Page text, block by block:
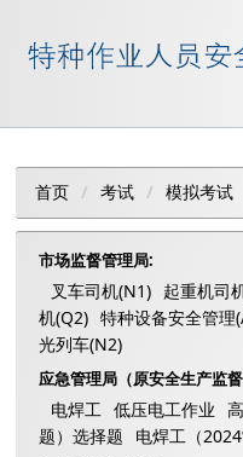
首页 / 考试 / 模拟考试
市场监督管理局:
叉车司机(N1) 起重机司
机(Q2) 特种设备安全管理
光列车(N2)
应急管理局（原安全生产监
电焊工 低压电工作业
题）选择题
电焊工（